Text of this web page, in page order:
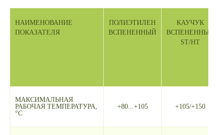
НАИМЕНОВАНИЕ
ПОКАЗАТЕЛЯ
ПОЛИЭТИЛЕН
ВСПЕНЕННЫЙ
КАУЧУК
ВСПЕНЕННЫЙ
ST/HT
МАКСИМАЛЬНАЯ
РАБОЧАЯ ТЕМПЕРАТУРА,
°С
+80...+105 +105/+150